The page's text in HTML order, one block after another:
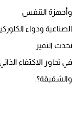
وأجهزة التنفس
الصناعية ودواء
نحدث التميز
في تجاوز الاكتفاء
والشقيقة؟.